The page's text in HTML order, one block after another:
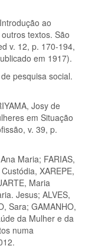
ao
textos. São
v. 12, p. 170-194,
em 1917).
pesquisa social.
Josy de
em Situação
v. 39, p.
Maria; FARIAS,
XAREPE,
Maria
Jesus; ALVES,
Sara; GAMANHO,
da Mulher e da
numa